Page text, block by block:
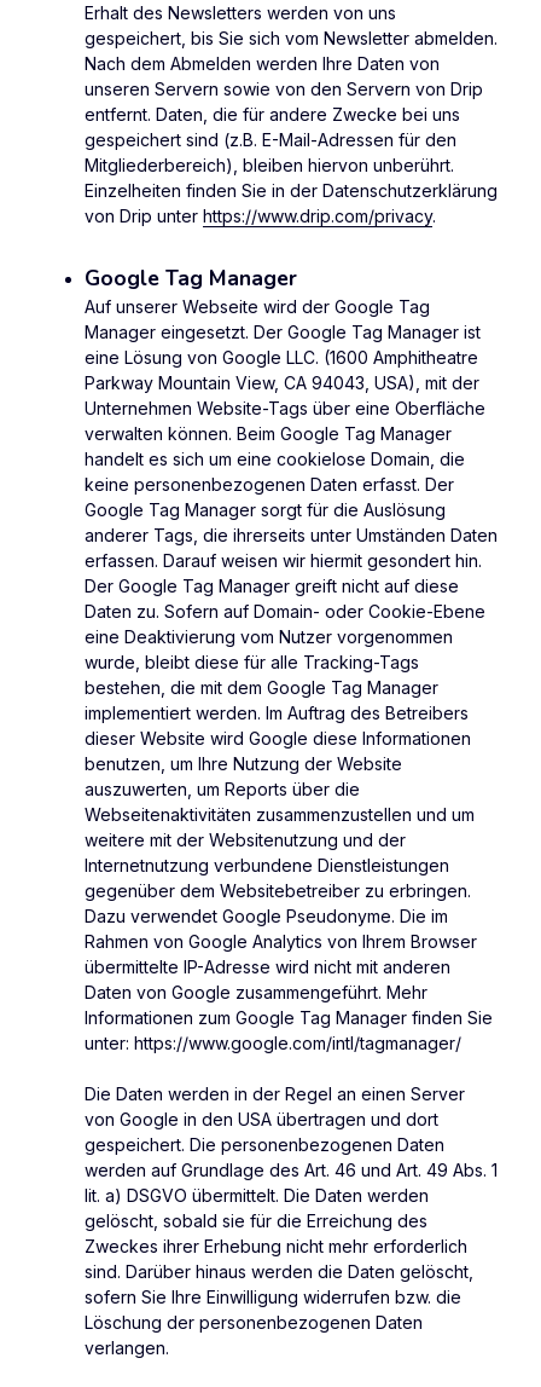
Erhalt des Newsletters werden von uns
gespeichert, bis Sie sich vom Newsletter abmelden.
Nach dem Abmelden werden Ihre Daten von
unseren Servern sowie von den Servern von Drip
entfernt. Daten, die für andere Zwecke bei uns
gespeichert sind (z.B. E-Mail-Adressen für den
Mitgliederbereich), bleiben hiervon unberührt.
Einzelheiten finden Sie in der Datenschutzerklärung
von Drip unter https://www.drip.com/privacy.
Google Tag Manager
Auf unserer Webseite wird der Google Tag
Manager eingesetzt. Der Google Tag Manager ist
eine Lösung von Google LLC. (1600 Amphitheatre
Parkway Mountain View, CA 94043, USA), mit der
Unternehmen Website-Tags über eine Oberfläche
verwalten können. Beim Google Tag Manager
handelt es sich um eine cookielose Domain, die
keine personenbezogenen Daten erfasst. Der
Google Tag Manager sorgt für die Auslösung
anderer Tags, die ihrerseits unter Umständen Daten
erfassen. Darauf weisen wir hiermit gesondert hin.
Der Google Tag Manager greift nicht auf diese
Daten zu. Sofern auf Domain- oder Cookie-Ebene
eine Deaktivierung vom Nutzer vorgenommen
wurde, bleibt diese für alle Tracking-Tags
bestehen, die mit dem Google Tag Manager
implementiert werden. Im Auftrag des Betreibers
dieser Website wird Google diese Informationen
benutzen, um Ihre Nutzung der Website
auszuwerten, um Reports über die
Webseitenaktivitäten zusammenzustellen und um
weitere mit der Websitenutzung und der
Internetnutzung verbundene Dienstleistungen
gegenüber dem Websitebetreiber zu erbringen.
Dazu verwendet Google Pseudonyme. Die im
Rahmen von Google Analytics von Ihrem Browser
übermittelte IP-Adresse wird nicht mit anderen
Daten von Google zusammengeführt. Mehr
Informationen zum Google Tag Manager finden Sie
unter: https://www.google.com/intl/tagmanager/
Die Daten werden in der Regel an einen Server
von Google in den USA übertragen und dort
gespeichert. Die personenbezogenen Daten
werden auf Grundlage des Art. 46 und Art. 49 Abs. 1
lit. a) DSGVO übermittelt. Die Daten werden
gelöscht, sobald sie für die Erreichung des
Zweckes ihrer Erhebung nicht mehr erforderlich
sind. Darüber hinaus werden die Daten gelöscht,
sofern Sie Ihre Einwilligung widerrufen bzw. die
Löschung der personenbezogenen Daten
verlangen.